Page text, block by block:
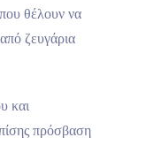
θέλουν να
ζευγάρια
και
πρόσβαση